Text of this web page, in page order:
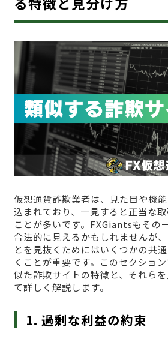
仮想通貨詐欺業者は、見た目や機
込まれており、一見すると正当な
ことが多いです。FXGiantsもその
合法的に見えるかもしれませんが
とを見抜くためにはいくつかの共
くことが重要です。このセクショ
似た詐欺サイトの特徴と、それら
て詳しく解説します。
1. 過剰な利益の約束